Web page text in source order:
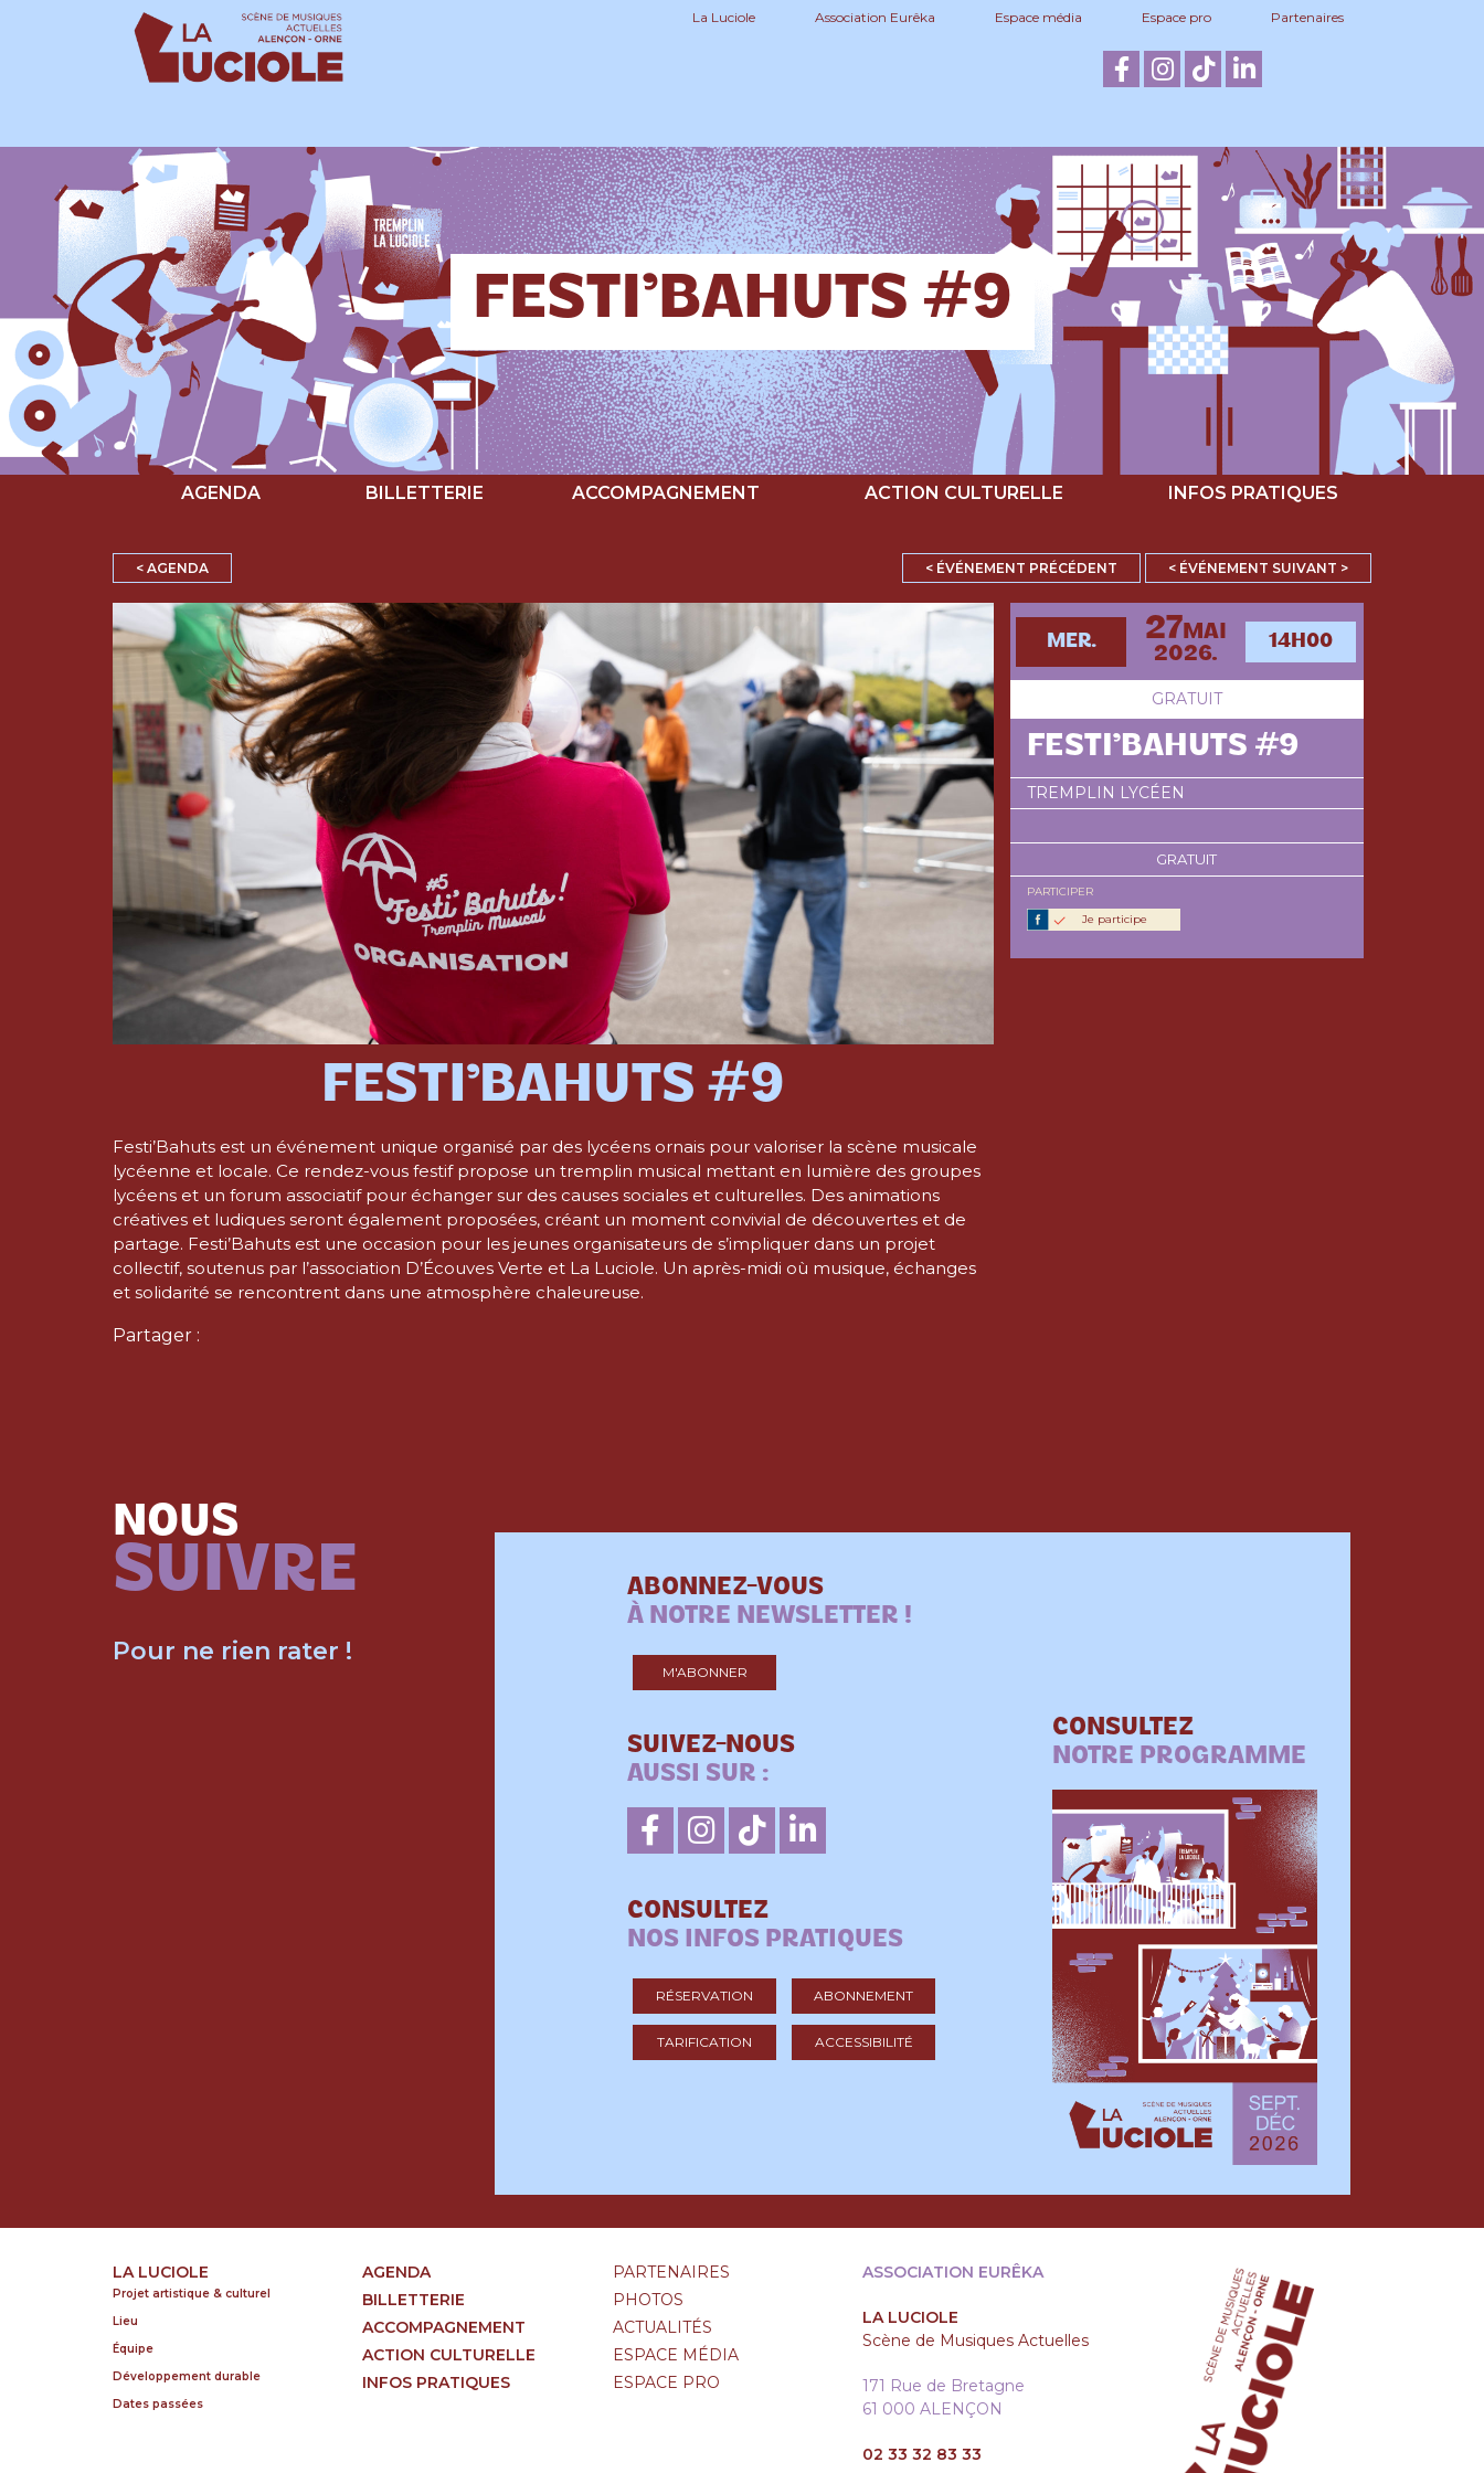
La Luciole Association Eurêka Espace média Espace pro Partenaires
FESTI’BAHUTS #9
AGENDA BILLETTERIE ACCOMPAGNEMENT ACTION CULTURELLE INFOS PRATIQUES
< AGENDA < ÉVÉNEMENT PRÉCÉDENT < ÉVÉNEMENT SUIVANT >
FESTI’BAHUTS #9
Festi’Bahuts est un événement unique organisé par des lycéens ornais pour valoriser la scène musicale
lycéenne et locale. Ce rendez-vous festif propose un tremplin musical mettant en lumière des groupes
lycéens et un forum associatif pour échanger sur des causes sociales et culturelles. Des animations
créatives et ludiques seront également proposées, créant un moment convivial de découvertes et de
partage. Festi’Bahuts est une occasion pour les jeunes organisateurs de s’impliquer dans un projet
collectif, soutenus par l’association D’Écouves Verte et La Luciole. Un après-midi où musique, échanges
et solidarité se rencontrent dans une atmosphère chaleureuse.
Partager :
MER. 27MAI
2026.
14H00
GRATUIT
FESTI’BAHUTS #9
TREMPLIN LYCÉEN
GRATUIT
PARTICIPER
Je participe
NOUS
SUIVRE
Pour ne rien rater !
ABONNEZ-VOUS
À NOTRE NEWSLETTER !
M'ABONNER
SUIVEZ-NOUS
AUSSI SUR :
CONSULTEZ
NOS INFOS PRATIQUES
RÉSERVATION ABONNEMENT
TARIFICATION ACCESSIBILITÉ
CONSULTEZ
NOTRE PROGRAMME
LA LUCIOLE
Projet artistique & culturel
Lieu
Équipe
Développement durable
Dates passées
AGENDA
BILLETTERIE
ACCOMPAGNEMENT
ACTION CULTURELLE
INFOS PRATIQUES
PARTENAIRES
PHOTOS
ACTUALITÉS
ESPACE MÉDIA
ESPACE PRO
ASSOCIATION EURÊKA
LA LUCIOLE
Scène de Musiques Actuelles
171 Rue de Bretagne
61 000 ALENÇON
02 33 32 83 33
Panneau de gestion des cookies